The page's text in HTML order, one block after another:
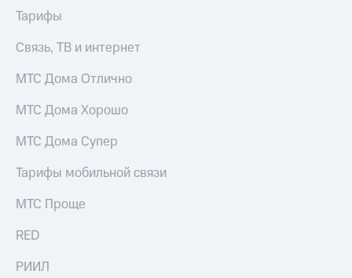
Тарифы
Связь, ТВ и интернет
МТС Дома Отлично
МТС Дома Хорошо
МТС Дома Супер
Тарифы мобильной связи
МТС Проще
RED
РИИЛ